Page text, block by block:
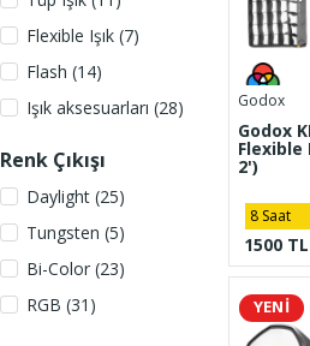
Godox
Godox
Flexible
2')
8 Saat
1500 TL
YENİ
Flexible Işık (7)
Flash (14)
Işık aksesuarları (28)
Renk Çıkışı
Daylight (25)
Tungsten (5)
Bi-Color (23)
RGB (31)